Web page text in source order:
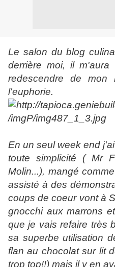
Le salon du blog
derrière moi, il
redescendre de mon
l'euphorie.
En un seul week end
toute simplicité ( Mr
Molin...), mangé
assisté à des
coups de coeur vont à
gnocchi aux marrons
que je vais refaire très
sa superbe utilisation
flan au chocolat sur lit
trop top!!) mais il y en